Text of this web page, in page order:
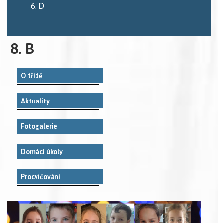
6. D
8. B
O třídě
Aktuality
Fotogalerie
Domácí úkoly
Procvičování